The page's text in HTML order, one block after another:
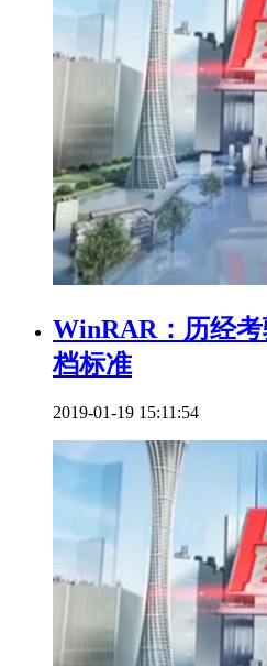
WinRAR：历经
档标准
2019-01-19 15:11:54